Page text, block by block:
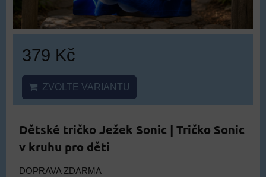
379 Kč
ZVOLTE VARIANTU
Dětské tričko Ježek Sonic | Tričko Sonic
v kruhu pro děti
DOPRAVA ZDARMA